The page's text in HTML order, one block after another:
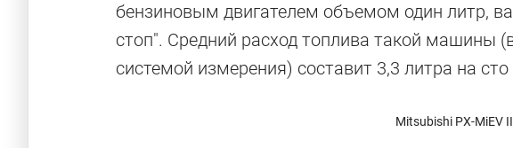
бензиновым двигателем объемом один литр,
стоп". Средний расход топлива такой машины
системой измерения) составит 3,3 литра на
Mitsubishi PX-MiEV II